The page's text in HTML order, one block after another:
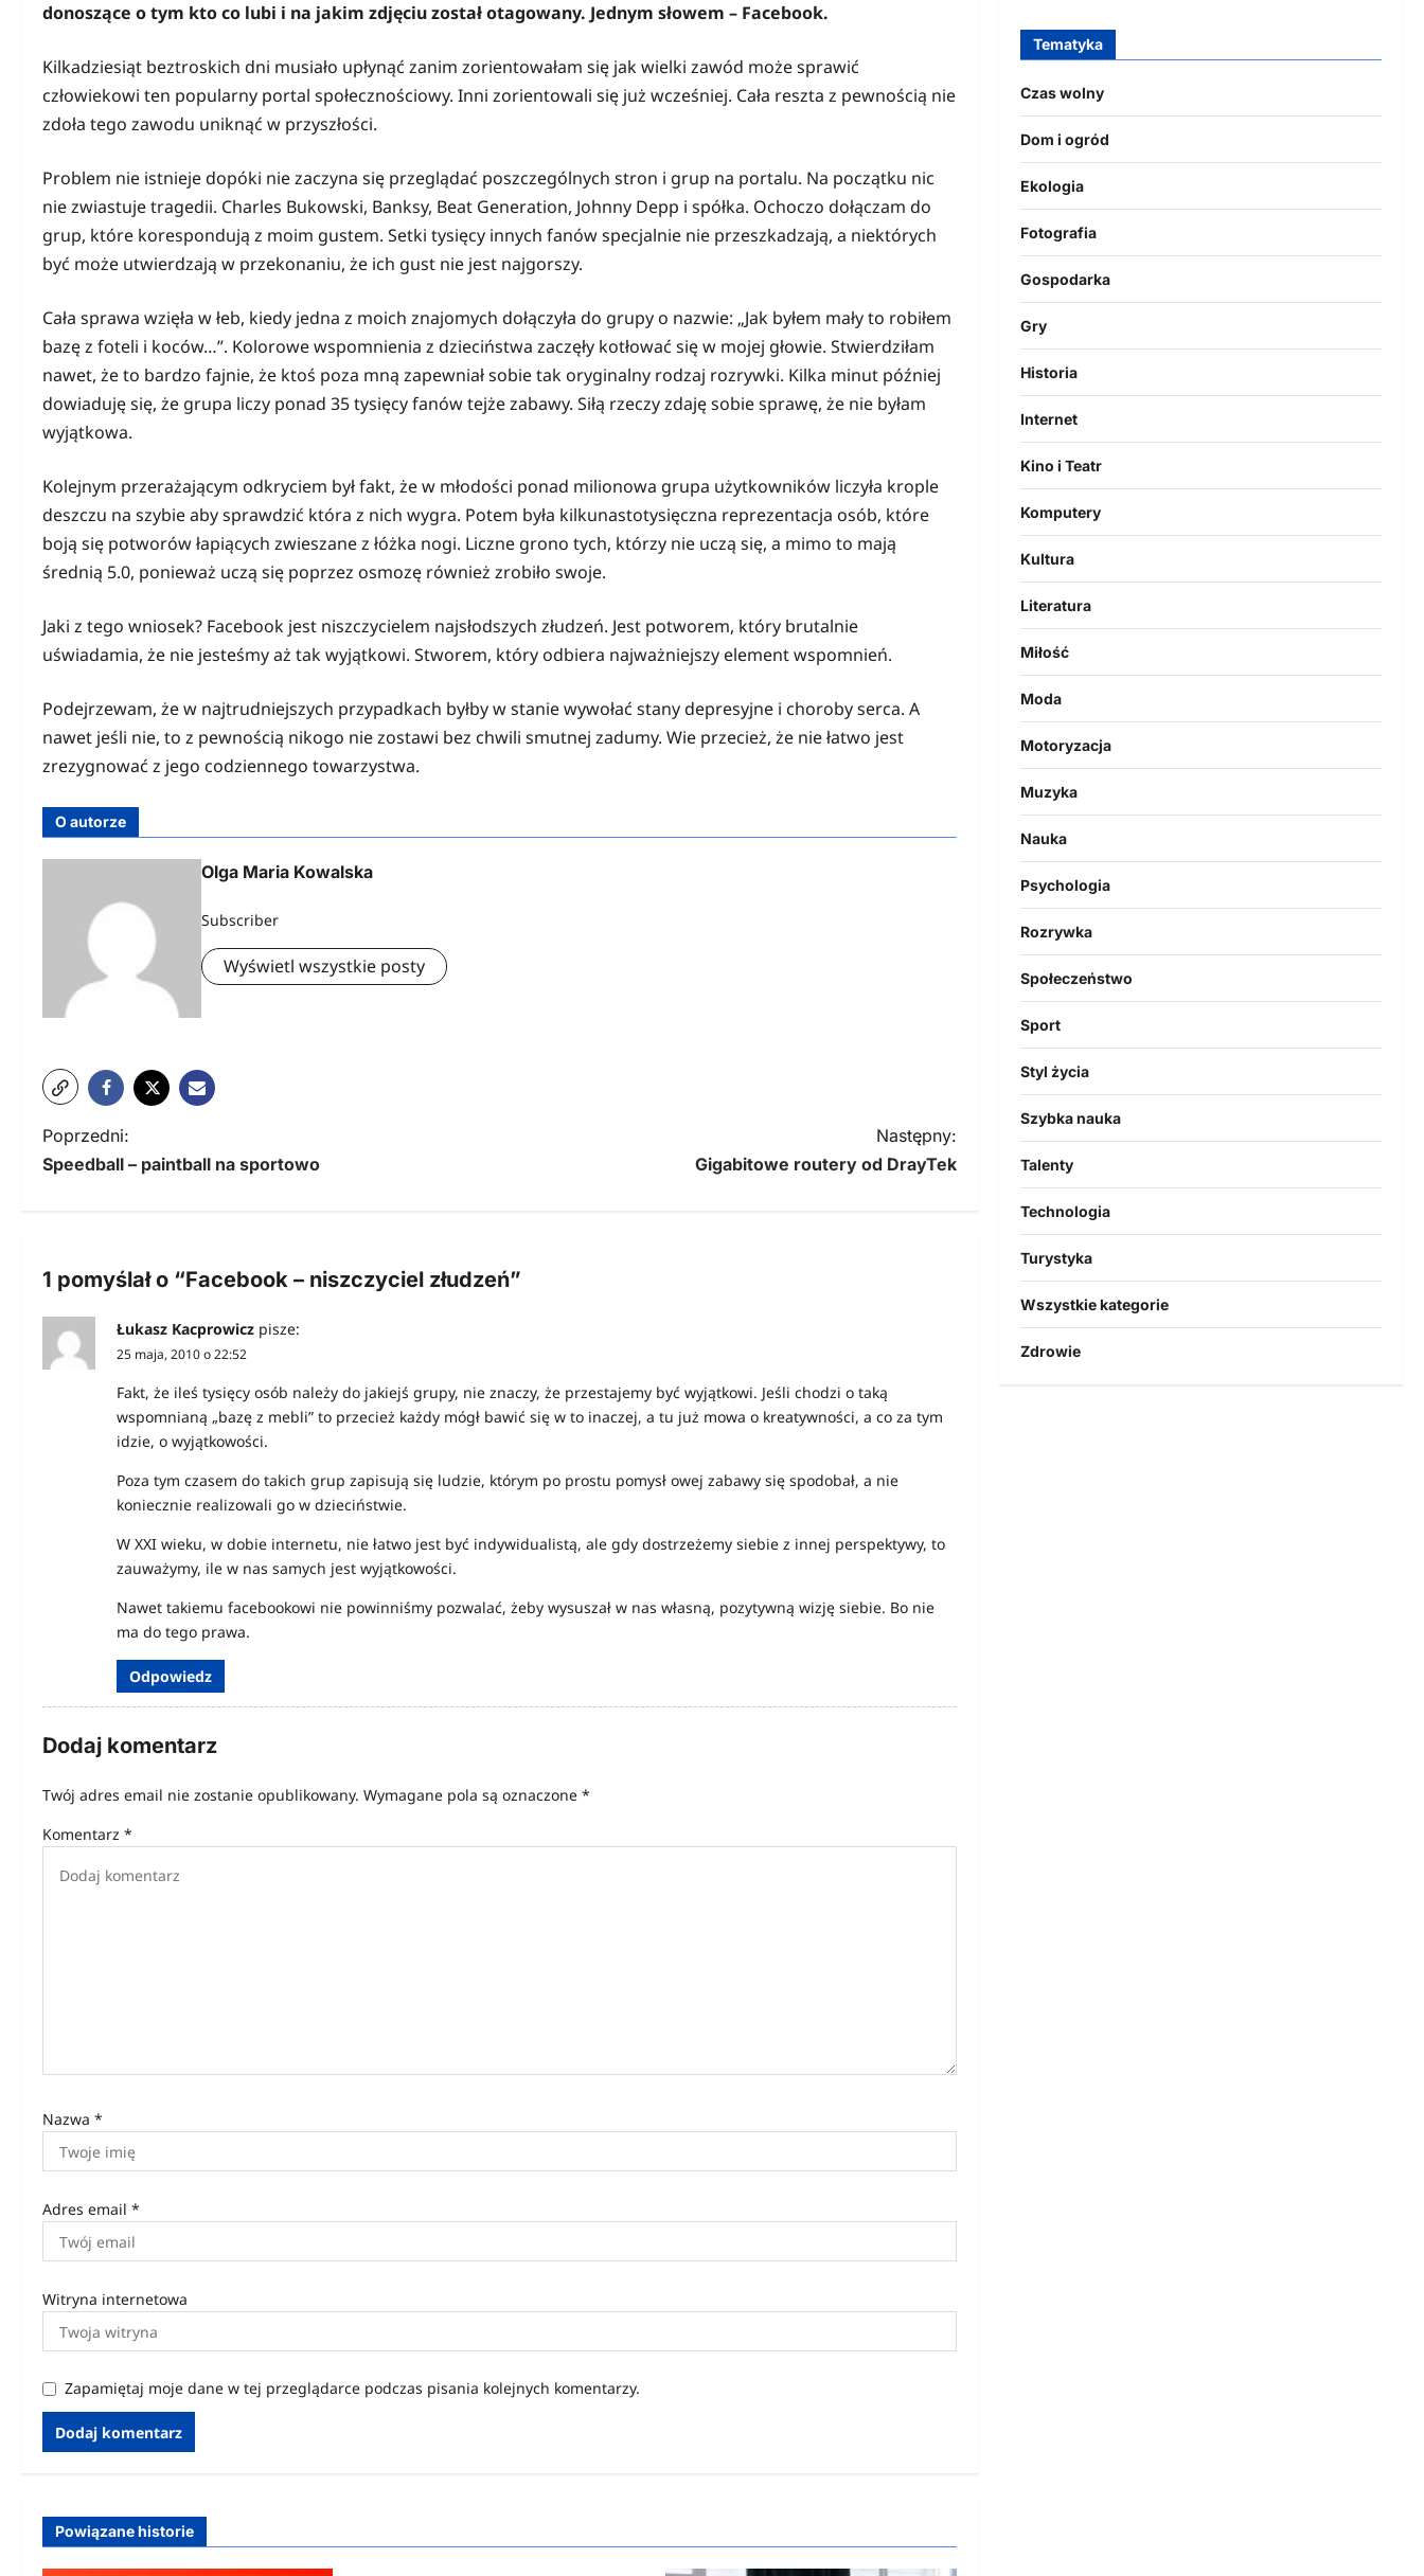
donoszące o tym kto co lubi i na jakim zdjęciu został otagowany. Jednym słowem – Facebook.
Kilkadziesiąt beztroskich dni musiało upłynąć zanim zorientowałam się jak wielki zawód może sprawić
człowiekowi ten popularny portal społecznościowy. Inni zorientowali się już wcześniej. Cała reszta z pewnością nie
zdoła tego zawodu uniknąć w przyszłości.
Problem nie istnieje dopóki nie zaczyna się przeglądać poszczególnych stron i grup na portalu. Na początku nic
nie zwiastuje tragedii. Charles Bukowski, Banksy, Beat Generation, Johnny Depp i spółka. Ochoczo dołączam do
grup, które korespondują z moim gustem. Setki tysięcy innych fanów specjalnie nie przeszkadzają, a niektórych
być może utwierdzają w przekonaniu, że ich gust nie jest najgorszy.
Cała sprawa wzięła w łeb, kiedy jedna z moich znajomych dołączyła do grupy o nazwie: „Jak byłem mały to robiłem
bazę z foteli i koców…”. Kolorowe wspomnienia z dzieciństwa zaczęły kotłować się w mojej głowie. Stwierdziłam
nawet, że to bardzo fajnie, że ktoś poza mną zapewniał sobie tak oryginalny rodzaj rozrywki. Kilka minut później
dowiaduję się, że grupa liczy ponad 35 tysięcy fanów tejże zabawy. Siłą rzeczy zdaję sobie sprawę, że nie byłam
wyjątkowa.
Kolejnym przerażającym odkryciem był fakt, że w młodości ponad milionowa grupa użytkowników liczyła krople
deszczu na szybie aby sprawdzić która z nich wygra. Potem była kilkunastotysięczna reprezentacja osób, które
boją się potworów łapiących zwieszane z łóżka nogi. Liczne grono tych, którzy nie uczą się, a mimo to mają
średnią 5.0, ponieważ uczą się poprzez osmozę również zrobiło swoje.
Jaki z tego wniosek? Facebook jest niszczycielem najsłodszych złudzeń. Jest potworem, który brutalnie
uświadamia, że nie jesteśmy aż tak wyjątkowi. Stworem, który odbiera najważniejszy element wspomnień.
Podejrzewam, że w najtrudniejszych przypadkach byłby w stanie wywołać stany depresyjne i choroby serca. A
nawet jeśli nie, to z pewnością nikogo nie zostawi bez chwili smutnej zadumy. Wie przecież, że nie łatwo jest
zrezygnować z jego codziennego towarzystwa.
O autorze
Olga Maria Kowalska
Subscriber
Wyświetl wszystkie posty
N
a
g
c
Poprzedni:
Speedball – paintball na sportowo
Następny:
Gigabitowe routery od DrayTek
1 pomyślał o “Facebook – niszczyciel złudzeń”
Łukasz Kacprowicz pisze:
25 maja, 2010 o 22:52
Fakt, że ileś tysięcy osób należy do jakiejś grupy, nie znaczy, że przestajemy być wyjątkowi. Jeśli chodzi o taką
wspomnianą „bazę z mebli” to przecież każdy mógł bawić się w to inaczej, a tu już mowa o kreatywności, a co za tym
idzie, o wyjątkowości.
Poza tym czasem do takich grup zapisują się ludzie, którym po prostu pomysł owej zabawy się spodobał, a nie
koniecznie realizowali go w dzieciństwie.
W XXI wieku, w dobie internetu, nie łatwo jest być indywidualistą, ale gdy dostrzeżemy siebie z innej perspektywy, to
zauważymy, ile w nas samych jest wyjątkowości.
Nawet takiemu facebookowi nie powinniśmy pozwalać, żeby wysuszał w nas własną, pozytywną wizję siebie. Bo nie
ma do tego prawa.
Odpowiedz
Dodaj komentarz
Twój adres email nie zostanie opublikowany. Wymagane pola są oznaczone *
Komentarz *
Nazwa *
Adres email *
Witryna internetowa
Zapamiętaj moje dane w tej przeglądarce podczas pisania kolejnych komentarzy.
Powiązane historie
Tematyka
Czas wolny
Dom i ogród
Ekologia
Fotografia
Gospodarka
Gry
Historia
Internet
Kino i Teatr
Komputery
Kultura
Literatura
Miłość
Moda
Motoryzacja
Muzyka
Nauka
Psychologia
Rozrywka
Społeczeństwo
Sport
Styl życia
Szybka nauka
Talenty
Technologia
Turystyka
Wszystkie kategorie
Zdrowie